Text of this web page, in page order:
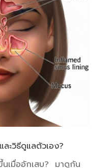
ละวิธีดูแลตัวเอง?
ขึ้นเมื่ออักเสบ? มาดูกัน